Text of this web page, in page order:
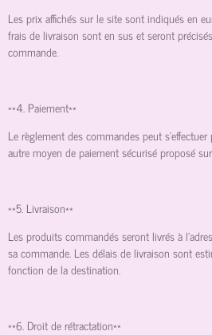
Les prix affichés sur le site sont indiqués en
frais de livraison sont en sus et seront
commande.
**4. Paiement**
Le règlement des commandes peut
autre moyen de paiement sécurisé proposé
**5. Livraison**
Les produits commandés seront livrés à
sa commande. Les délais de livraison sont
fonction de la destination.
**6. Droit de rétractation**